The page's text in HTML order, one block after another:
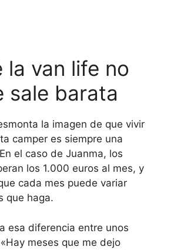
la van life no
sale barata
la imagen de que vivir
camper es siempre una
el caso de Juanma, los
los 1.000 euros al mes, y
cada mes puede variar
que haga.
esa diferencia entre unos
meses que me dejo